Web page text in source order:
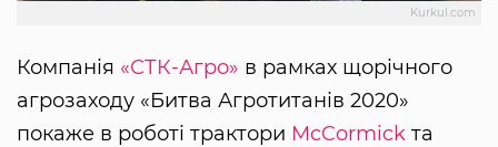
Kurkul.com
Компанія «СТК-Агро» в рамках щорічного
агрозаходу «Битва Агротитанів 2020»
покаже в роботі трактори McCormick та